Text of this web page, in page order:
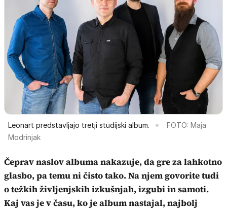
Leonart predstavljajo tretji studijski album.
FOTO: Maja
Modrinjak
Čeprav naslov albuma nakazuje, da gre za lahkotno
glasbo, pa temu ni čisto tako. Na njem govorite tudi
o težkih življenjskih izkušnjah, izgubi in samoti.
Kaj vas je v času, ko je album nastajal, najbolj